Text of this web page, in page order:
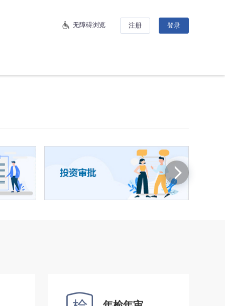
无障碍浏览 注册 登录